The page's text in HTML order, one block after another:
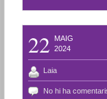
22
MAIG
2024
Laia
No hi ha